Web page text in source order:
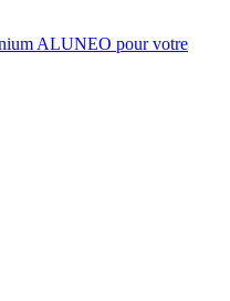
ALUNEO pour votre